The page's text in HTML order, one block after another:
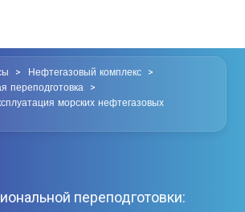
> Нефтегазовый комплекс >
переподготовка >
морских нефтегазовых
переподготовки: